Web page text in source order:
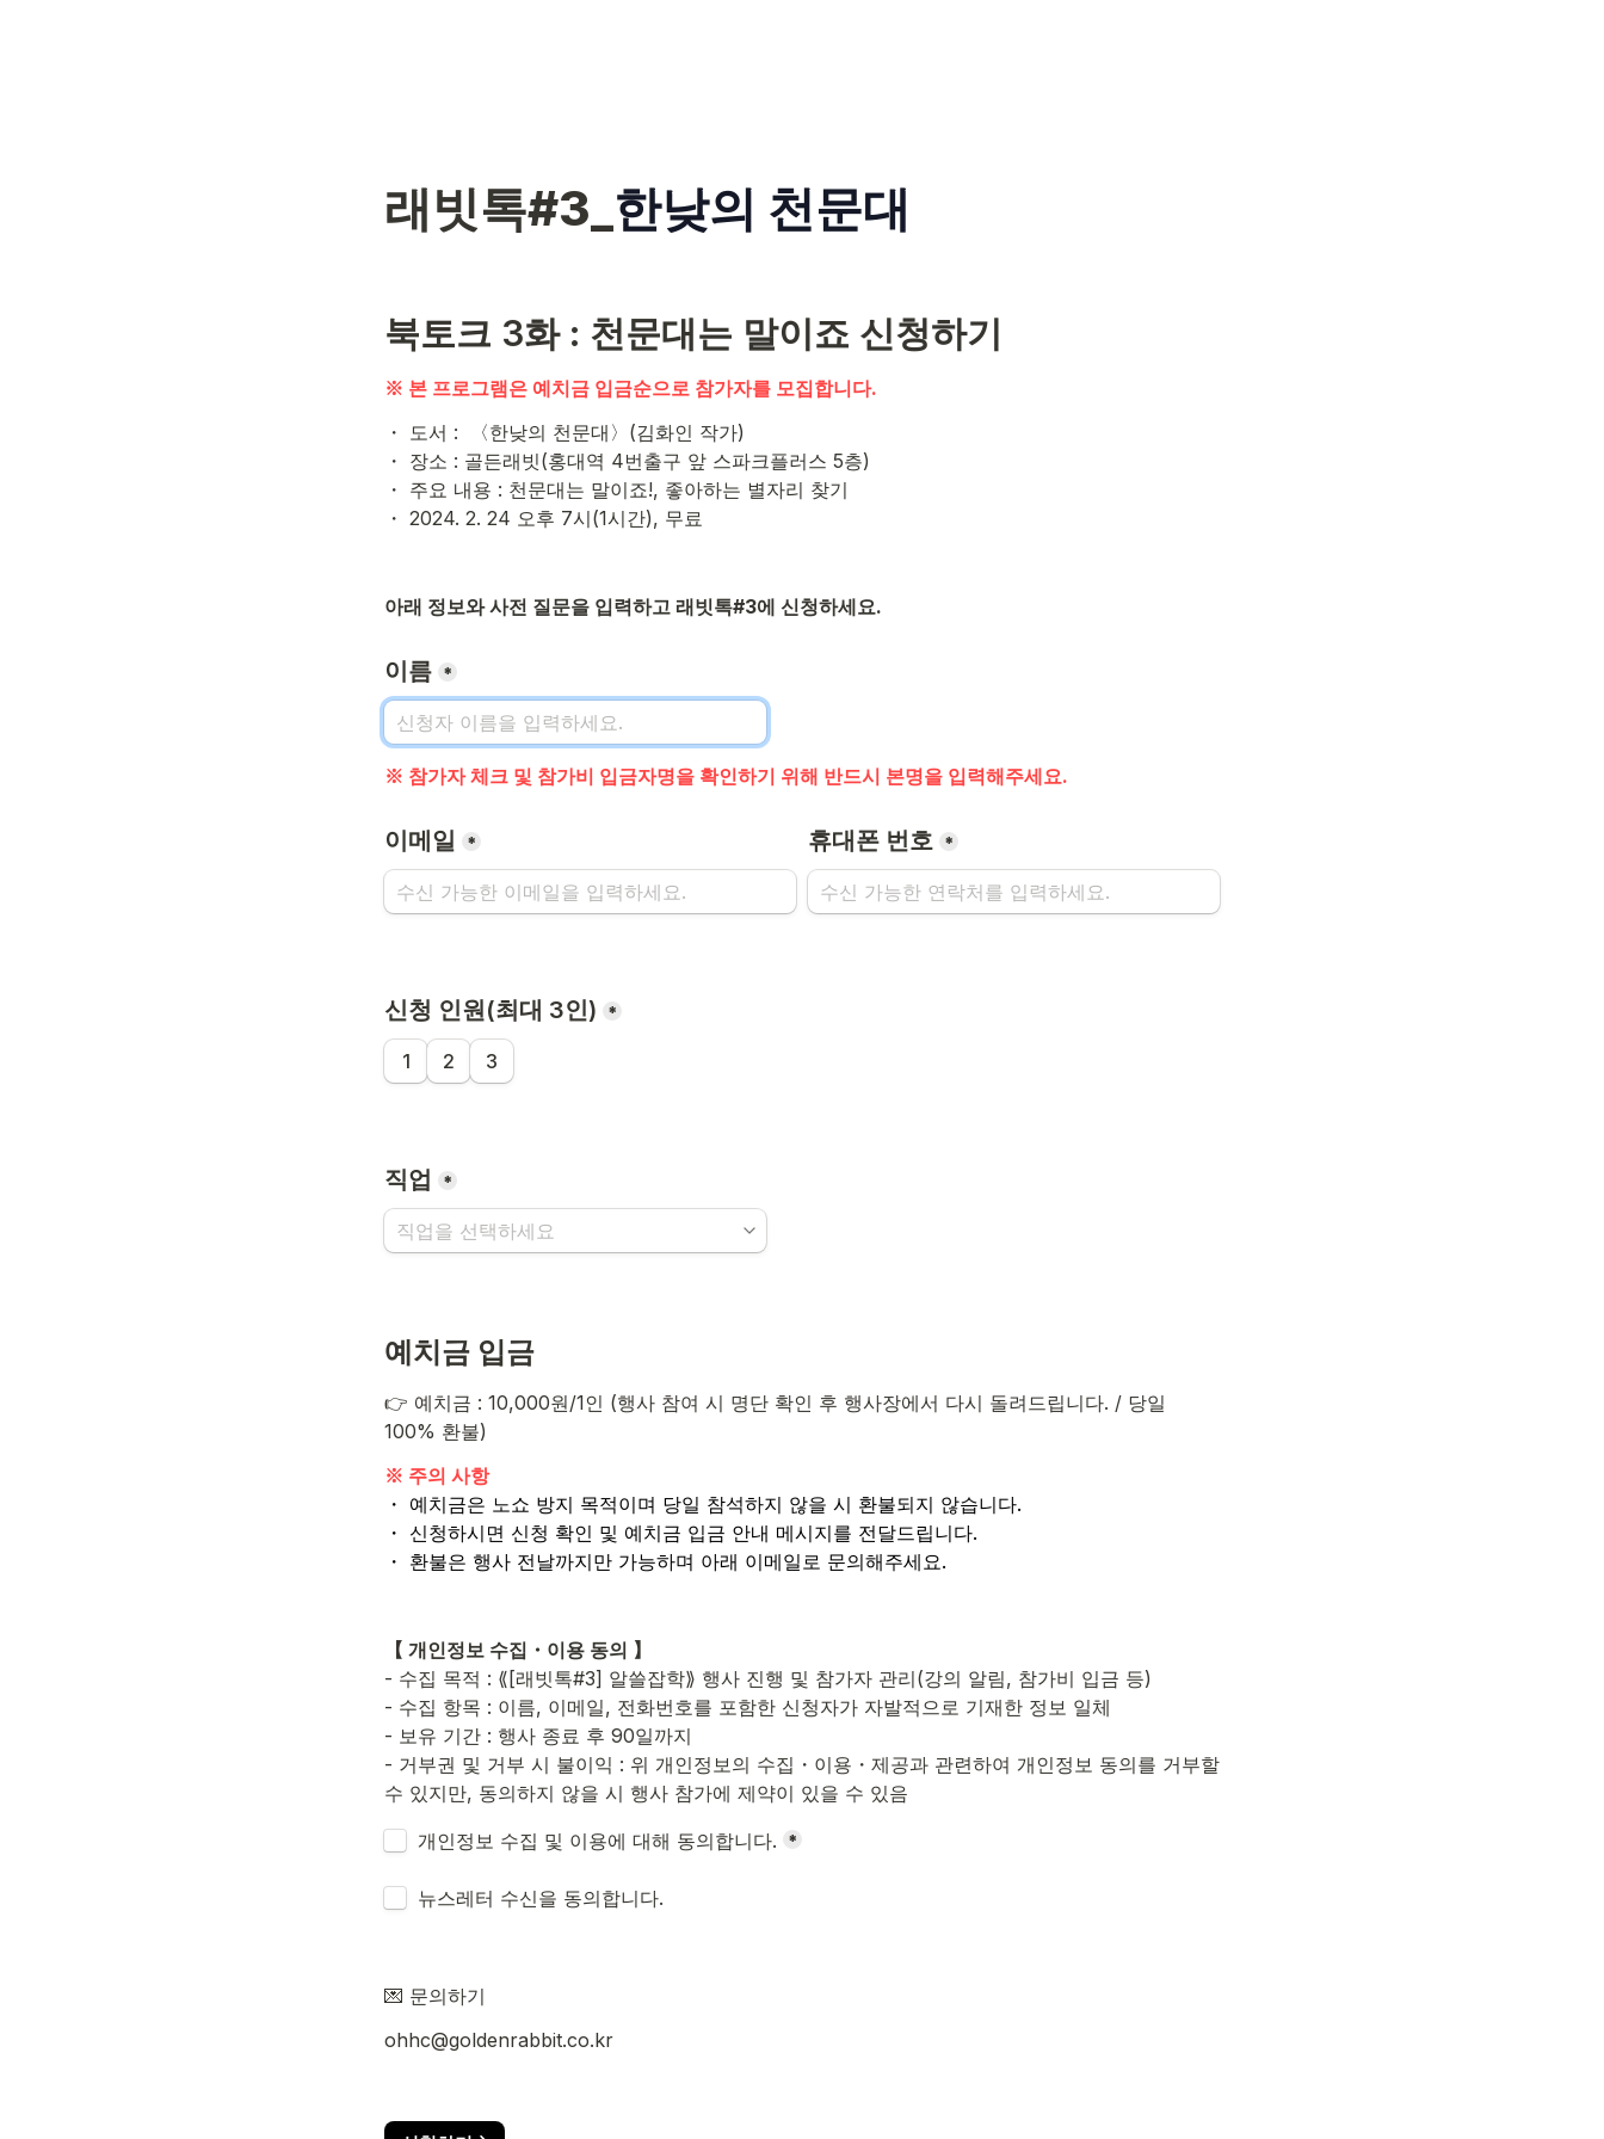
래빗톡#3_한낮의 천문대
북토크 3화 : 천문대는 말이죠 신청하기
※ 본 프로그램은 예치금 입금순으로 참가자를 모집합니다.
・ 도서 :  〈한낮의 천문대〉(김화인 작가)
・ 장소 : 골든래빗(홍대역 4번출구 앞 스파크플러스 5층)
・ 주요 내용 : 천문대는 말이죠!, 좋아하는 별자리 찾기
・ 2024. 2. 24 오후 7시(1시간), 무료
아래 정보와 사전 질문을 입력하고 래빗톡#3에 신청하세요.
이름 *
※ 참가자 체크 및 참가비 입금자명을 확인하기 위해 반드시 본명을 입력해주세요.
이메일 * 휴대폰 번호 *
신청 인원(최대 3인) *
1 2 3
직업 *
예치금 입금
👉 예치금 : 10,000원/1인 (행사 참여 시 명단 확인 후 행사장에서 다시 돌려드립니다. / 당일
100% 환불)
・ 예치금은 노쇼 방지 목적이며 당일 참석하지 않을 시 환불되지 않습니다.
・ 환불은 행사 전날까지만 가능하며 아래 이메일로 문의해주세요.
【 개인정보 수집・이용 동의 】
- 수집 목적 : ⟪[래빗톡#3] 알쓸잡학⟫ 행사 진행 및 참가자 관리(강의 알림, 참가비 입금 등)
- 수집 항목 : 이름, 이메일, 전화번호를 포함한 신청자가 자발적으로 기재한 정보 일체
- 보유 기간 : 행사 종료 후 90일까지
- 거부권 및 거부 시 불이익 : 위 개인정보의 수집・이용・제공과 관련하여 개인정보 동의를 거부할
수 있지만, 동의하지 않을 시 행사 참가에 제약이 있을 수 있음
Untitled checkboxes field
개인정보 수집 및 이용에 대해 동의합니다. *
Untitled checkboxes field
뉴스레터 수신을 동의합니다.
💌 문의하기
ohhc@goldenrabbit.co.kr